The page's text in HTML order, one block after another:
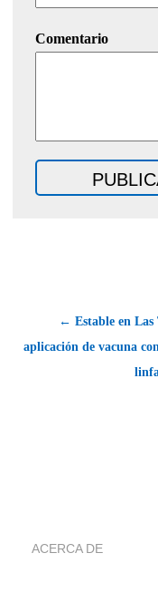
Comentario
← Estable en Las
aplicación de vacuna
ACERCA DE